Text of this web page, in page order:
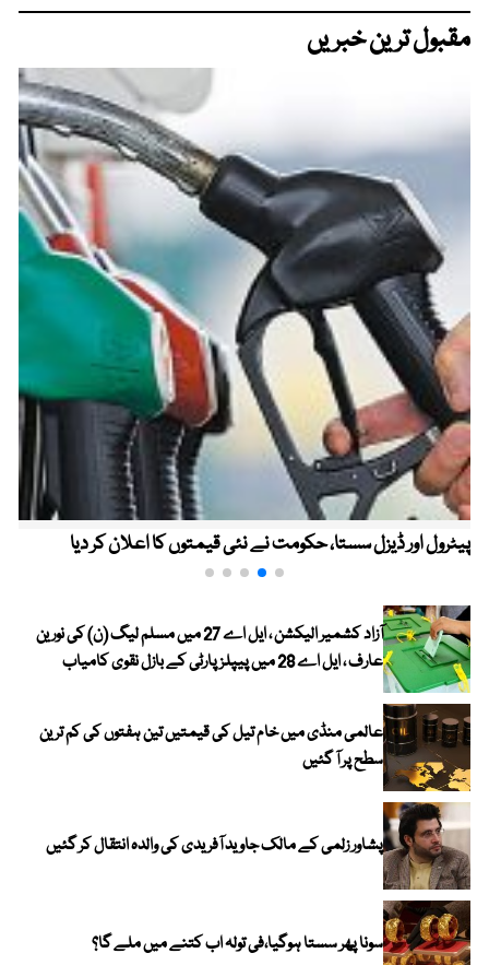
مقبول ترین خبریں
پیٹرول اور ڈیزل سستا، حکومت نے نئی قیمتوں کا اعلان کر دیا
آزاد کشمیر الیکشن ، ایل اے 27 میں مسلم لیگ (ن) کی نورین
عارف ، ایل اے 28 میں پیپلز پارٹی کے بازل نقوی کامیاب
عالمی منڈی میں خام تیل کی قیمتیں تین ہفتوں کی کم ترین
سطح پر آ گئیں
پشاور زلمی کے مالک جاوید آفریدی کی والدہ انتقال کر گئیں
سونا پھر سستا ہوگیا،فی تولہ اب کتنے میں ملے گا؟